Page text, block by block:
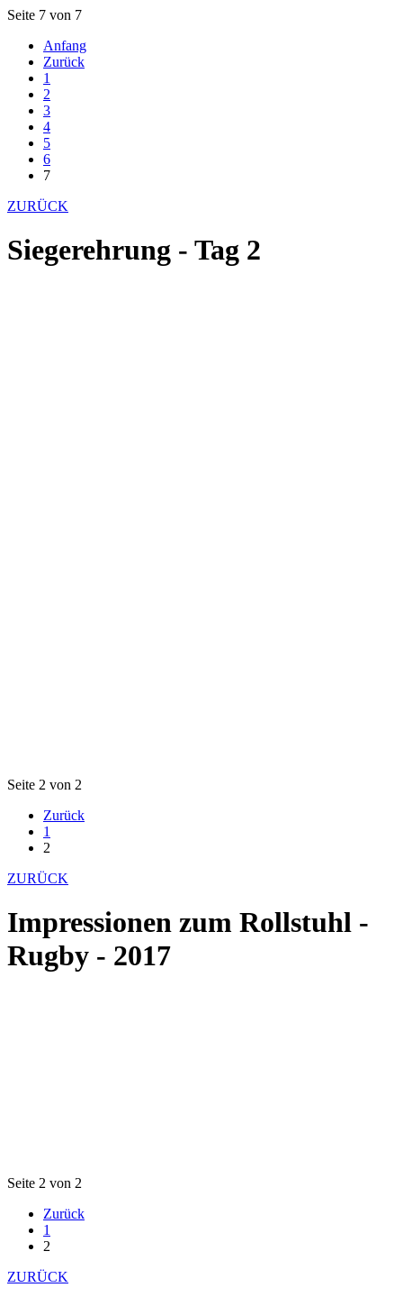
Seite 7 von 7
Anfang
Zurück
1
2
3
4
5
6
7
ZURÜCK
Siegerehrung - Tag 2
Seite 2 von 2
Zurück
1
2
ZURÜCK
Impressionen zum Rollstuhl -
Rugby - 2017
Seite 2 von 2
Zurück
1
2
ZURÜCK